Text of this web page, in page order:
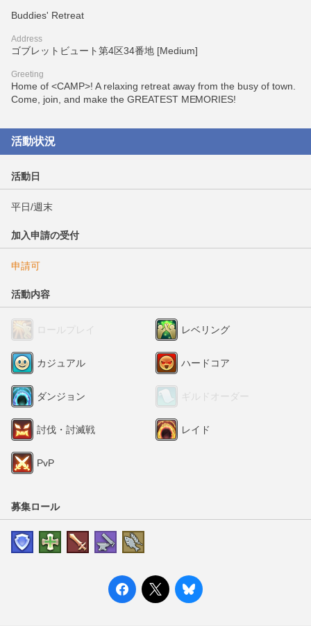
Buddies' Retreat
Address
ゴブレットビュート第4区34番地 [Medium]
Greeting
Home of <CAMP>! A relaxing retreat away from the busy of town.
Come, join, and make the GREATEST MEMORIES!
活動状況
活動日
平日/週末
加入申請の受付
申請可
活動内容
ロールプレイ レベリング
カジュアル ハードコア
ダンジョン ギルドオーダー
討伐・討滅戦 レイド
PvP
募集ロール